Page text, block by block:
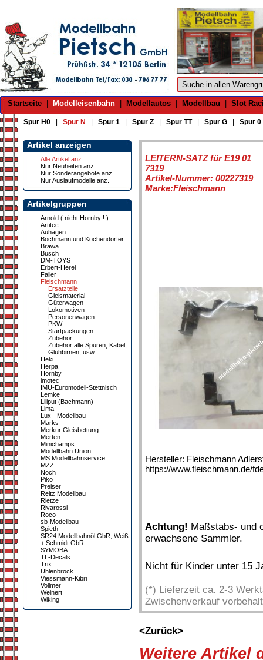
Startseite Modelleisenbahn Modellautos Modellbau Slot
Spur H0 Spur N Spur 1 Spur Z Spur TT| Spur G Spur 0
Artikel anzeigen
Alle Artikel anz.
Nur Neuheiten anz.
Nur Sonderangebote anz.
Nur Auslaufmodelle anz.
Artikelgruppen
Arnold ( nicht Hornby ! )
Artitec
Auhagen
Bochmann und Kochendörfer
Brawa
Busch
DM-TOYS
Erbert-Herei
Faller
Fleischmann
Ersatzteile
Gleismaterial
Güterwagen
Lokomotiven
Personenwagen
PKW
Startpackungen
Zubehör
Zubehör alle Spuren, Kabel,
Glühbirnen, usw.
Heki
Herpa
Hornby
imotec
IMU-Euromodell-Stettnisch
Lemke
Liliput (Bachmann)
Lima
Lux - Modellbau
Marks
Merkur Gleisbettung
Merten
Minichamps
Modellbahn Union
MS Modellbahnservice
MZZ
Noch
Piko
Preiser
Reitz Modellbau
Rietze
Rivarossi
Roco
sb-Modellbau
Spieth
SR24 Modellbahnöl GbR, Weiß
+ Schmidt GbR
SYMOBA
TL-Decals
Trix
Uhlenbrock
Viessmann-Kibri
Vollmer
Weinert
Wiking
LEITERN-SATZ für E19 01
7319
Artikel-Nummer: 00227319
Marke:Fleischmann
Hersteller: Fleischmann
https://www.fleischmann.de/
Achtung! Maßstabs- und
erwachsene Sammler.
Nicht für Kinder unter 15
(*) Lieferzeit ca. 2-3
Zwischenverkauf
<Zurück>
Weitere Artikel